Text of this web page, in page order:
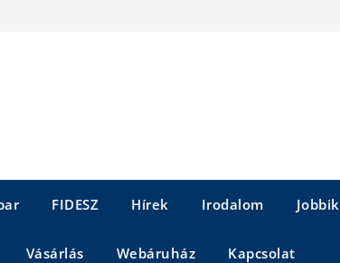
FIDESZ Hírek Irodalom Jobbik
Vásárlás Webáruház Kapcsolat